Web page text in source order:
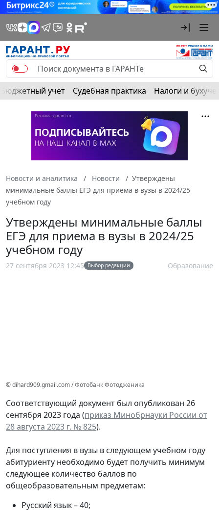
Бюджетный учет Судебная практика Налоги и
Новости и аналитика Новости
Утверждены
минимальные баллы ЕГЭ для приема в вузы в 2024/25
учебном году
Утверждены минимальные баллы
ЕГЭ для приема в вузы в 2024/25
учебном году
27 сентября 2023 12:45 Выбор редакции Образование
© dihard909.gmail.com / Фотобанк Фотодженика
Соответствующий документ был опубликован 26
сентября 2023 года (приказ Минобрнауки России от
28 августа 2023 г. № 825).
Для поступления в вузы в следующем учебном году
абитуриенту необходимо будет получить минимум
следующее количество баллов по
общеобразовательным предметам:
Русский язык – 40;